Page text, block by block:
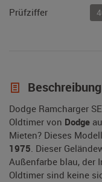
Prüfziffer
Beschreibung
Dodge Ramcharger
Oldtimer von Dodge
Mieten? Dieses Modell
1975. Dieser
Außenfarbe blau, der
Oldtimer sind keine